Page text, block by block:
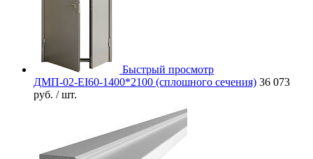
Быстрый просмотр
ДМП-02-EI60-1400*2100 (сплошного сечения) 36 073
руб. / шт.